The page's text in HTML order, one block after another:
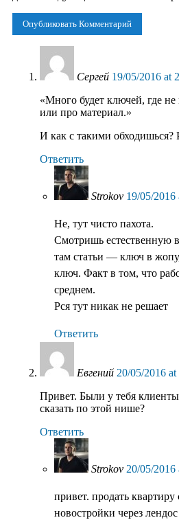
Сергей 19/05/2016 at
«Много будет ключей, где
или про материал.»
И как с такими обходишься?
Ответить
Strokov 19/05/2016
Не, тут чисто пахота.
Смотришь естественную
там статьи — ключ в
ключ. Факт в том, что
среднем.
Рся тут никак не решает
Ответить
Евгений 20/05/2016 at
Привет. Были у тебя
сказать по этой нише?
Ответить
Strokov 20/05/2016
привет. продать квартиру
новостройки через